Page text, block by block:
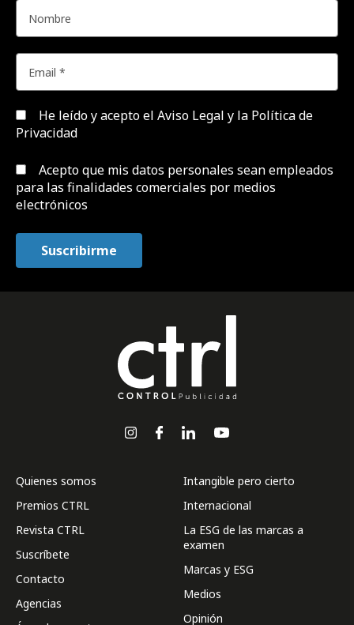
He leído y acepto el Aviso Legal y la Política de
Privacidad
Acepto que mis datos personales sean empleados
para las finalidades comerciales por medios
electrónicos
Quienes somos
Premios CTRL
Revista CTRL
Suscríbete
Contacto
Agencias
Intangible pero cierto
Internacional
La ESG de las marcas a
examen
Marcas y ESG
Medios
Opinión